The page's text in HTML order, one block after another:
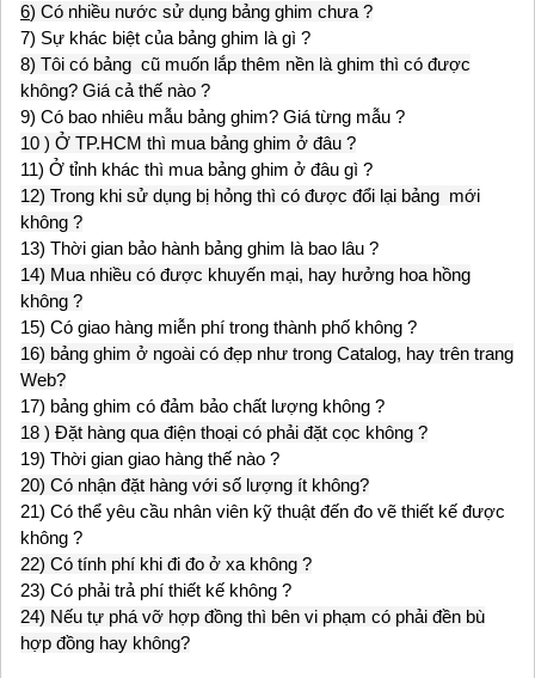
6) Có nhiều nước sử dụng bảng ghim chưa ?
7) Sự khác biệt của bảng ghim là gì ?
8) Tôi có bảng cũ muốn lắp thêm nền là ghim thì có được
không? Giá cả thế nào ?
9) Có bao nhiêu mẫu bảng ghim? Giá từng mẫu ?
10 ) Ở TP.HCM thì mua bảng ghim ở đâu ?
11) Ở tỉnh khác thì mua bảng ghim ở đâu gì ?
12) Trong khi sử dụng bị hỏng thì có được đổi lại bảng mới
không ?
13) Thời gian bảo hành bảng ghim là bao lâu ?
14) Mua nhiều có được khuyến mại, hay hưởng hoa hồng
không ?
15) Có giao hàng miễn phí trong thành phố không ?
16) bảng ghim ở ngoài có đẹp như trong Catalog, hay trên trang
Web?
17) bảng ghim có đảm bảo chất lượng không ?
18 ) Đặt hàng qua điện thoại có phải đặt cọc không ?
19) Thời gian giao hàng thế nào ?
20) Có nhận đặt hàng với số lượng ít không?
21) Có thể yêu cầu nhân viên kỹ thuật đến đo vẽ thiết kế được
không ?
22) Có tính phí khi đi đo ở xa không ?
23) Có phải trả phí thiết kế không ?
24) Nếu tự phá vỡ hợp đồng thì bên vi phạm có phải đền bù
hợp đồng hay không?